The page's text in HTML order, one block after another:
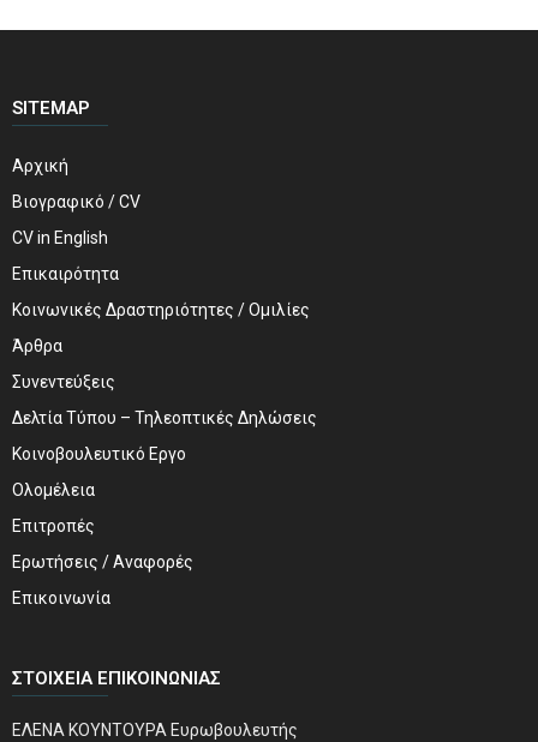
SITEMAP
Αρχική
Βιογραφικό / CV
CV in English
Επικαιρότητα
Κοινωνικές Δραστηριότητες / Ομιλίες
Άρθρα
Συνεντεύξεις
Δελτία Τύπου – Τηλεοπτικές Δηλώσεις
Κοινοβουλευτικό Εργο
Ολομέλεια
Επιτροπές
Ερωτήσεις / Αναφορές
Επικοινωνία
ΣΤΟΙΧΕΊΑ ΕΠΙΚΟΙΝΩΝΊΑΣ
ΕΛΕΝΑ ΚΟΥΝΤΟΥΡΑ Ευρωβουλευτής